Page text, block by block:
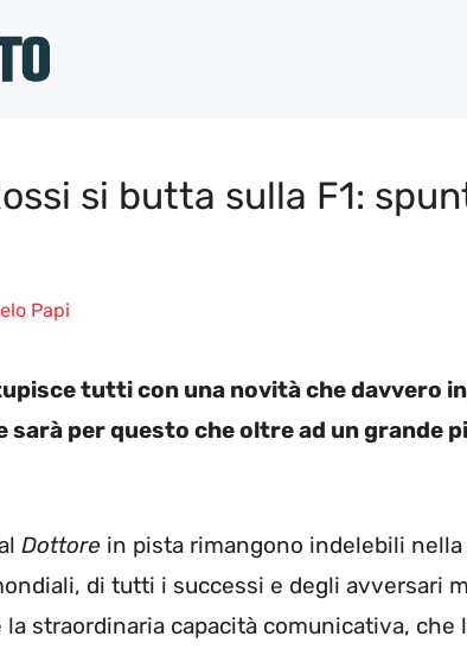
si butta sulla F1:
Papi
tutti con una novità che davvero
sarà per questo che oltre ad un grande
Dottore in pista rimangono indelebili
di tutti i successi e degli avversari
la straordinaria capacità comunicativa, che